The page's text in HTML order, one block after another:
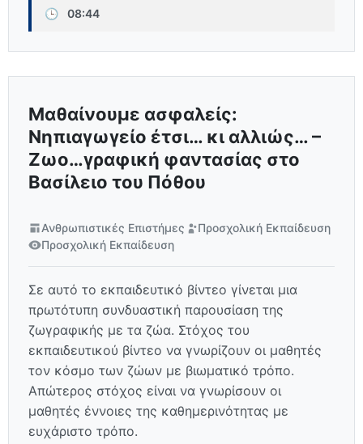
🕒 08:44
Μαθαίνουμε ασφαλείς:
Νηπιαγωγείο έτσι… κι αλλιώς… –
Ζωο…γραφική φαντασίας στο
Βασίλειο του Πόθου
Ανθρωπιστικές Επιστήμες
Προσχολική Εκπαίδευση
Προσχολική Εκπαίδευση
Σε αυτό το εκπαιδευτικό βίντεο γίνεται μια
πρωτότυπη συνδυαστική παρουσίαση της
ζωγραφικής με τα ζώα. Στόχος του
εκπαιδευτικού βίντεο να γνωρίζουν οι μαθητές
τον κόσμο των ζώων με βιωματικό τρόπο.
Απώτερος στόχος είναι να γνωρίσουν οι
μαθητές έννοιες της καθημερινότητας με
ευχάριστο τρόπο.